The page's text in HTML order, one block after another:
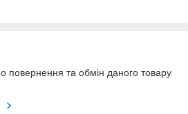
повернення та обмін даного товару